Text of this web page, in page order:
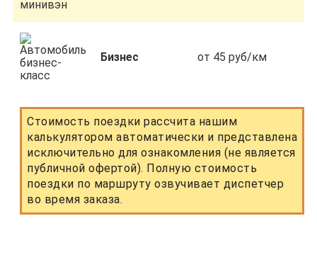
Бизнес от 45 руб/км
Стоимость поездки рассчита нашим
калькулятором автоматически и представлена
исключительно для ознакомления (не является
публичной офертой). Полную стоимость
поездки по маршруту озвучивает диспетчер
во время заказа.